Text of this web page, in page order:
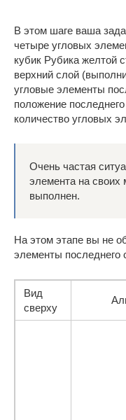
В этом шаге ваша
четыре угловых
кубик Рубика желтой
верхний слой
угловые элементы
положение
количество угловых
Очень частая
элемента на своих
выполнен.
На этом этапе вы не
элементы последнего
Вид
сверху